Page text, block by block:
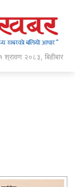
श्रावण २०८३, बिहीबार